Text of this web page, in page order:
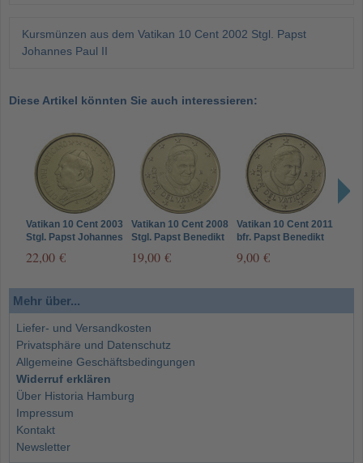
Kursmünzen aus dem Vatikan 10 Cent 2002 Stgl. Papst
Johannes Paul II
Diese Artikel könnten Sie auch interessieren:
Vatikan 10 Cent 2003
Stgl. Papst Johannes
22,00 €
Vatikan 10 Cent 2008
Stgl. Papst Benedikt
19,00 €
Vatikan 10 Cent 2011
bfr. Papst Benedikt
9,00 €
Mehr über...
Liefer- und Versandkosten
Privatsphäre und Datenschutz
Allgemeine Geschäftsbedingungen
Widerruf erklären
Über Historia Hamburg
Impressum
Kontakt
Newsletter